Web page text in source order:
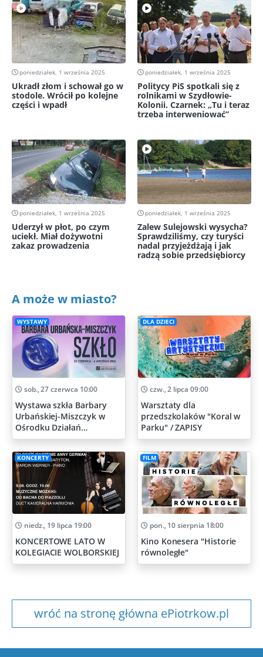
poniedziałek, 1 września 2025
Ukradł złom i schował go w
stodole. Wrócił po kolejne
części i wpadł
poniedziałek, 1 września 2025
Politycy PiS spotkali się z
rolnikami w Szydłowie-
Kolonii. Czarnek: „Tu i teraz
trzeba interweniować”
poniedziałek, 1 września 2025
Uderzył w płot, po czym
uciekł. Miał dożywotni
zakaz prowadzenia
poniedziałek, 1 września 2025
Zalew Sulejowski wysycha?
Sprawdziliśmy, czy turyści
nadal przyjeżdżają i jak
radzą sobie przedsiębiorcy
A może w miasto?
WYSTAWY
sob., 27 czerwca 10:00
Wystawa szkła Barbary
Urbańskiej-Miszczyk w
Ośrodku Działań
Artystycznych
DLA DZIECI
czw., 2 lipca 09:00
Warsztaty dla
przedszkolaków "Koral w
Parku" / ZAPISY
KONCERTY
niedz., 19 lipca 19:00
KONCERTOWE LATO W
KOLEGIACIE WOLBORSKIEJ
FILM
pon., 10 sierpnia 18:00
Kino Konesera "Historie
równoległe"
wróć na stronę główna ePiotrkow.pl